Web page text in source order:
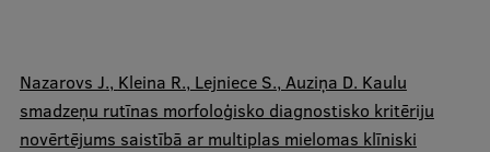
​Nazarovs J., Kleina R., Lejniece S., Auziņa D. Kaulu
smadzeņu rutīnas morfoloģisko diagnostisko kritēriju
novērtējums saistībā ar multiplas mielomas klīniski